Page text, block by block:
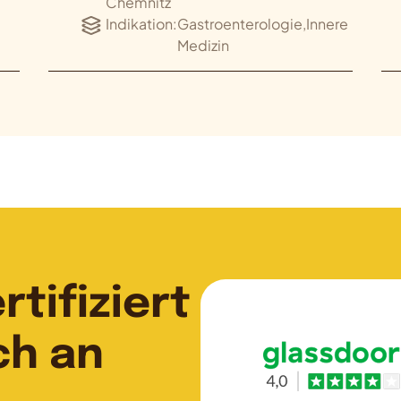
Indikation:Gastroenterologie,Innere
Medizin
an